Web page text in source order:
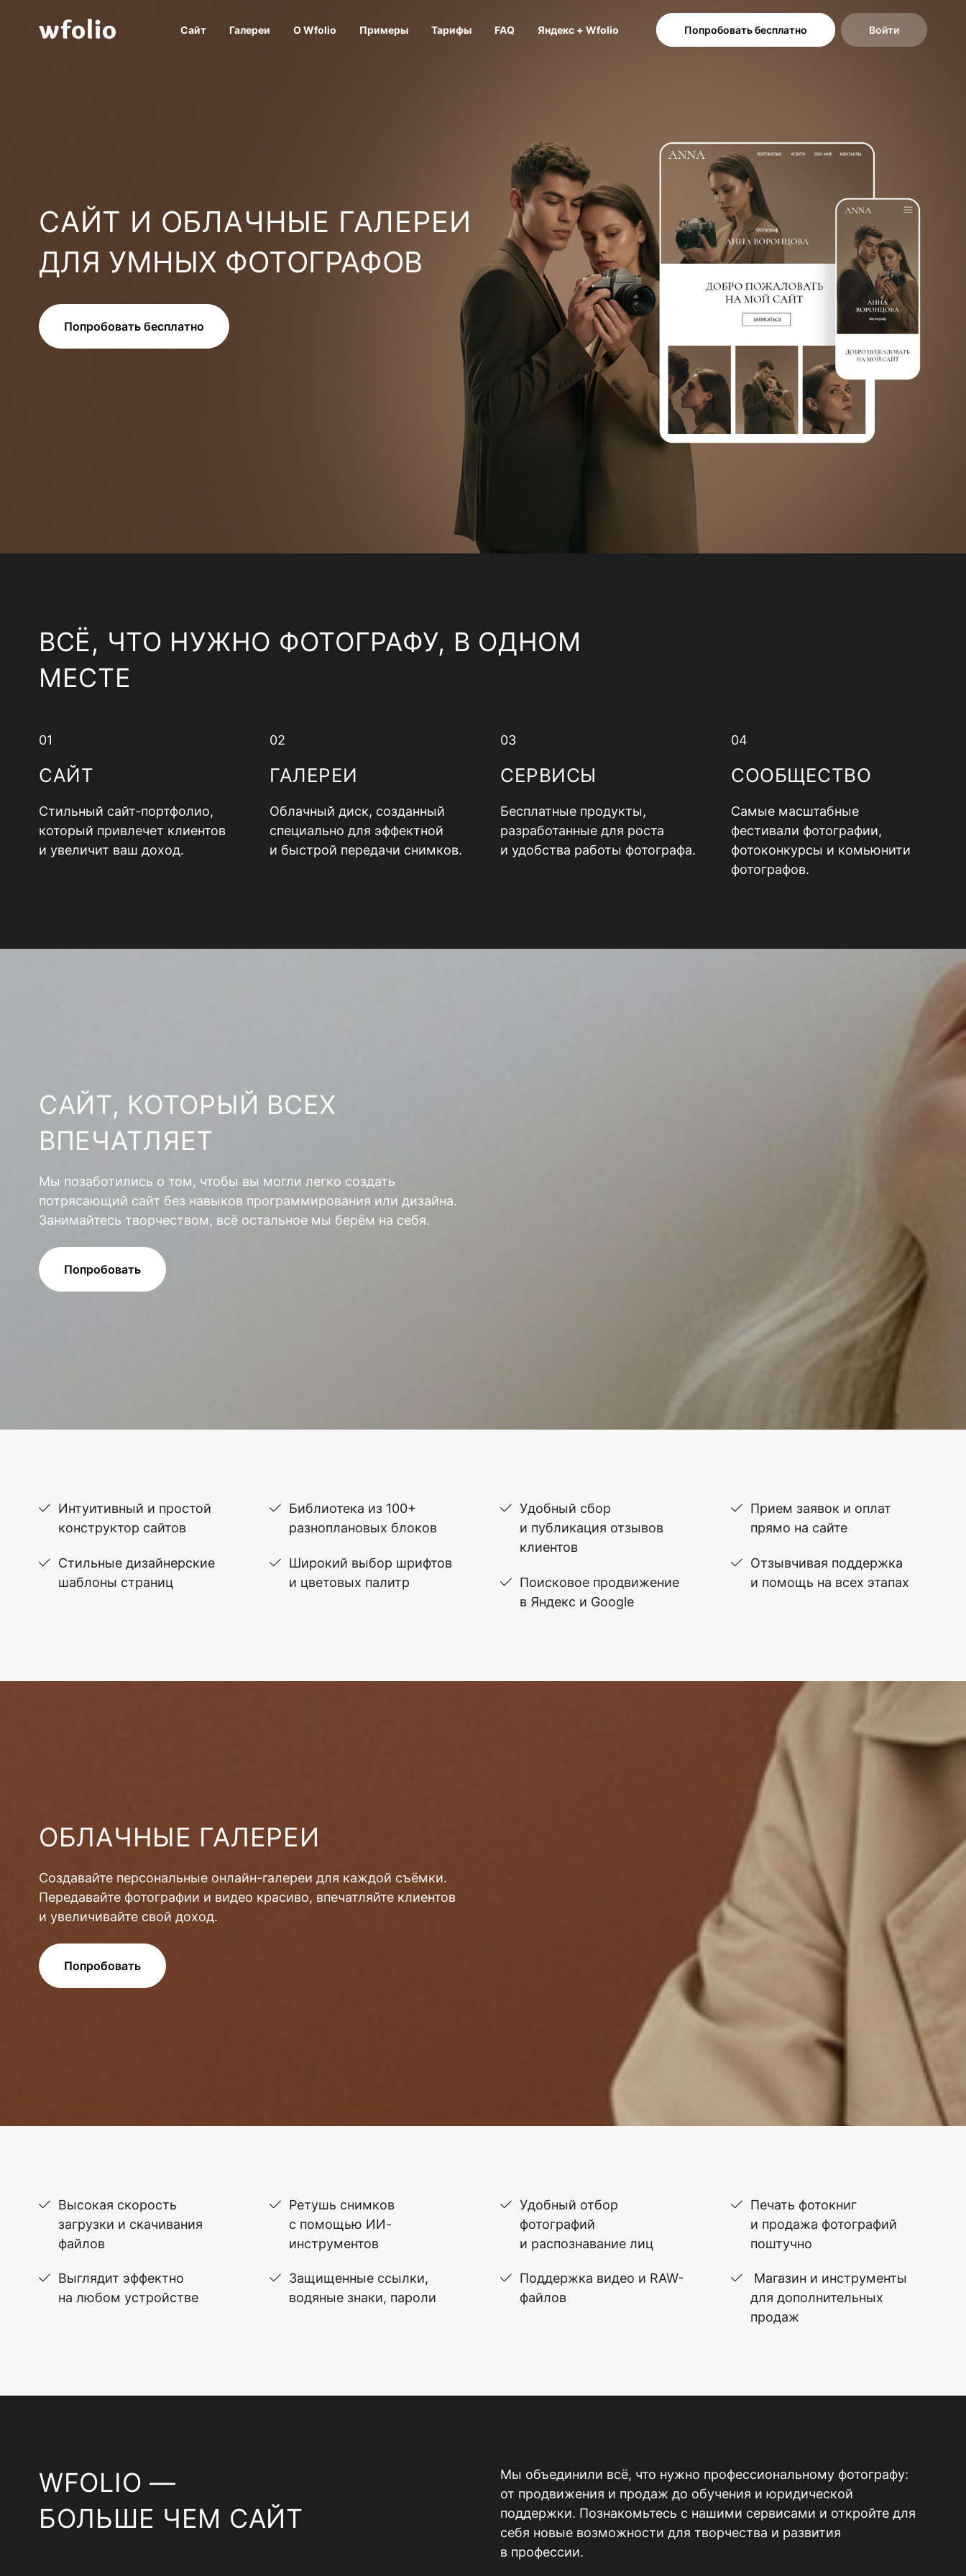
Сайт Галереи О Wfolio Примеры Тарифы FAQ Яндекс + Wfolio Попробовать бесплатно Войти
САЙТ И ОБЛАЧНЫЕ ГАЛЕРЕИ
ДЛЯ УМНЫХ ФОТОГРАФОВ
Попробовать бесплатно
ВСЁ, ЧТО НУЖНО ФОТОГРАФУ, В ОДНОМ
МЕСТЕ
01
САЙТ
Стильный сайт-портфолио,
который привлечет клиентов
и увеличит ваш доход.
02
ГАЛЕРЕИ
Облачный диск, созданный
специально для эффектной
и быстрой передачи снимков.
03
СЕРВИСЫ
Бесплатные продукты,
разработанные для роста
и удобства работы фотографа.
04
СООБЩЕСТВО
Самые масштабные
фестивали фотографии,
фотоконкурсы и комьюнити
фотографов.
САЙТ, КОТОРЫЙ ВСЕХ
ВПЕЧАТЛЯЕТ
Мы позаботились о том, чтобы вы могли легко создать
потрясающий сайт без навыков программирования или дизайна.
Занимайтесь творчеством, всё остальное мы берём на себя.
Попробовать
Интуитивный и простой
конструктор сайтов
Стильные дизайнерские
шаблоны страниц
Библиотека из 100+
разноплановых блоков
Широкий выбор шрифтов
и цветовых палитр
Удобный сбор
и публикация отзывов
клиентов
Поисковое продвижение
в Яндекс и Google
Прием заявок и оплат
прямо на сайте
Отзывчивая поддержка
и помощь на всех этапах
ОБЛАЧНЫЕ ГАЛЕРЕИ
Создавайте персональные онлайн-галереи для каждой съёмки.
Передавайте фотографии и видео красиво, впечатляйте клиентов
и увеличивайте свой доход.
Попробовать
Высокая скорость
загрузки и скачивания
файлов
Выглядит эффектно
на любом устройстве
Ретушь снимков
с помощью ИИ-
инструментов
Защищенные ссылки,
водяные знаки, пароли
Удобный отбор
фотографий
и распознавание лиц
Поддержка видео и RAW-
файлов
Печать фотокниг
и продажа фотографий
поштучно
Магазин и инструменты
для дополнительных
продаж
WFOLIO —
БОЛЬШЕ ЧЕМ САЙТ
Мы объединили всё, что нужно профессиональному фотографу:
от продвижения и продаж до обучения и юридической
поддержки. Познакомьтесь с нашими сервисами и откройте для
себя новые возможности для творчества и развития
в профессии.